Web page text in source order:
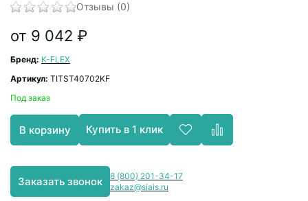
Отзывы (0)
от 9 042 ₽
Бренд: K-FLEX
Артикул: TITST40702KF
Под заказ
В корзину Купить в 1 клик
Заказать звонок
8 (800) 201-34-17
zakaz@siais.ru